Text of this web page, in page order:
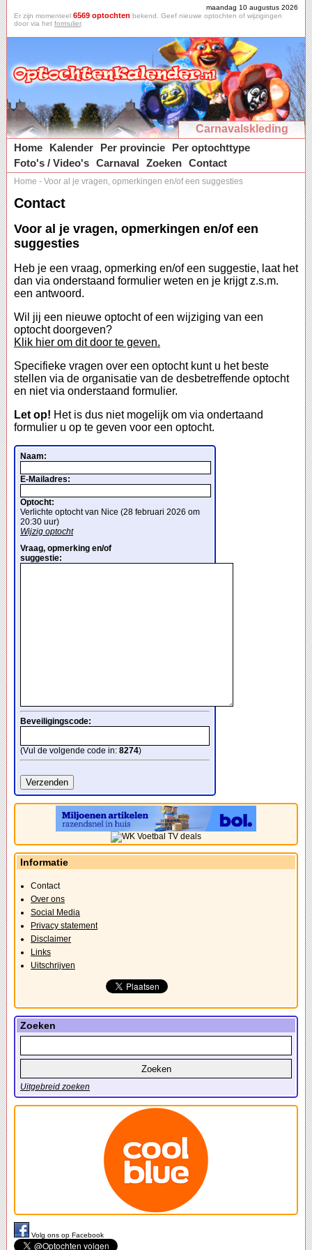
maandag 10 augustus 2026
Er zijn momenteel 6569 optochten bekend. Geef nieuwe optochten of wijzigingen
door via het formulier.
Carnavalskleding
Home
Kalender Per provincie
Per optochttype
Foto's / Video's Carnaval Zoeken Contact
Home - Voor al je vragen, opmerkingen en/of een suggesties
Contact
Voor al je vragen, opmerkingen en/of een
suggesties
Heb je een vraag, opmerking en/of een suggestie, laat het
dan via onderstaand formulier weten en je krijgt z.s.m.
een antwoord.
Wil jij een nieuwe optocht of een wijziging van een
optocht doorgeven?
Klik hier om dit door te geven.
Specifieke vragen over een optocht kunt u het beste
stellen via de organisatie van de desbetreffende optocht
en niet via onderstaand formulier.
Let op! Het is dus niet mogelijk om via ondertaand
formulier u op te geven voor een optocht.
Naam:
E-Mailadres:
Optocht:
Verlichte optocht van Nice (28 februari 2026 om
20:30 uur)
Wijzig optocht
Vraag, opmerking en/of
suggestie:
Beveiligingscode:
(Vul de volgende code in: 8274)
Informatie
Contact
Over ons
Social Media
Privacy statement
Disclaimer
Links
Uitschrijven
Zoeken
Uitgebreid zoeken
Volg ons op Facebook